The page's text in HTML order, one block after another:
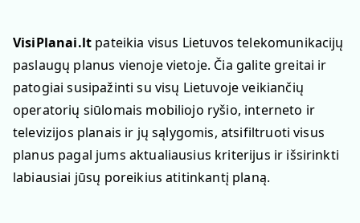
VisiPlanai.lt pateikia visus Lietuvos telekomunikacijų
paslaugų planus vienoje vietoje. Čia galite greitai ir
patogiai susipažinti su visų Lietuvoje veikiančių
operatorių siūlomais mobiliojo ryšio, interneto ir
televizijos planais ir jų sąlygomis, atsifiltruoti visus
planus pagal jums aktualiausius kriterijus ir išsirinkti
labiausiai jūsų poreikius atitinkantį planą.